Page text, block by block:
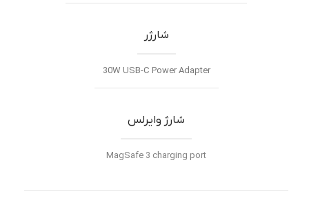
شارژر
30W USB-C Power Adapter
شارژ وایرلس
MagSafe 3 charging port